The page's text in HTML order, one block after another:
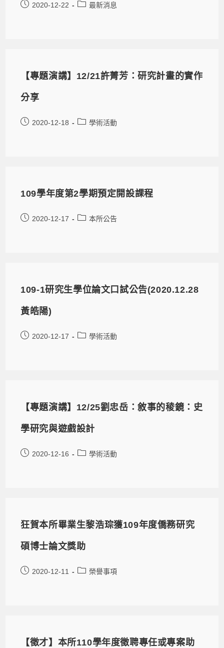
2020-12-22 最新消息
【專題演講】12/21許菁芳：研究計畫的實作
分享
2020-12-18 學術活動
109學年度第2學期預定開設課程
2020-12-17 本所公告
109-1研究生學位論文口試公告(2020.12.28
黃皓陽)
2020-12-17 學術活動
【專題演講】12/25劉忠岳：敘事的稜鏡：史
學研究與遊戲設計
2020-12-16 學術活動
狂賀本所畢業生黎浩琮獲109年度僑務研究
碩博士論文獎助
2020-12-11 榮譽事項
【徵才】本所110學年度徵聘專任或專案助